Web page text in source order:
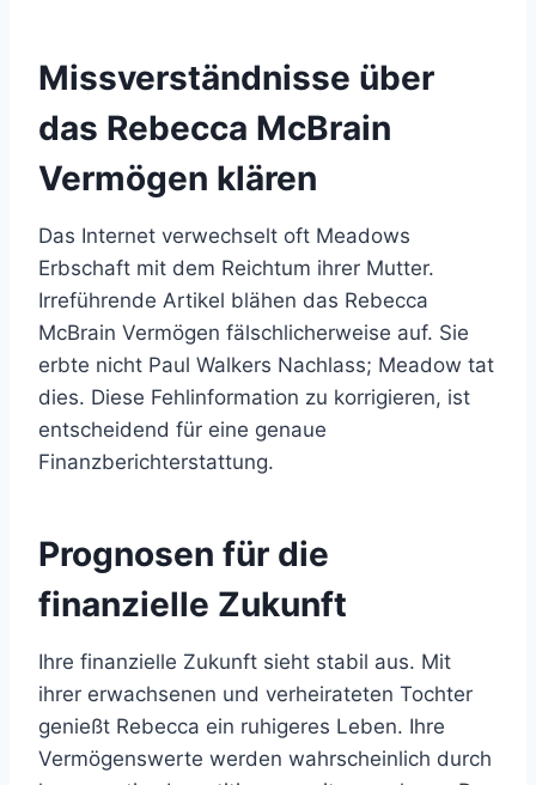
Missverständnisse über
das Rebecca McBrain
Vermögen klären
Das Internet verwechselt oft Meadows
Erbschaft mit dem Reichtum ihrer Mutter.
Irreführende Artikel blähen das Rebecca
McBrain Vermögen fälschlicherweise auf. Sie
erbte nicht Paul Walkers Nachlass; Meadow tat
dies. Diese Fehlinformation zu korrigieren, ist
entscheidend für eine genaue
Finanzberichterstattung.
Prognosen für die
finanzielle Zukunft
Ihre finanzielle Zukunft sieht stabil aus. Mit
ihrer erwachsenen und verheirateten Tochter
genießt Rebecca ein ruhigeres Leben. Ihre
Vermögenswerte werden wahrscheinlich durch